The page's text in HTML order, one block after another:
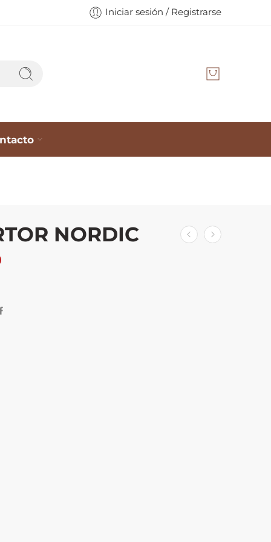
Iniciar sesión / Registrarse
NORDIC